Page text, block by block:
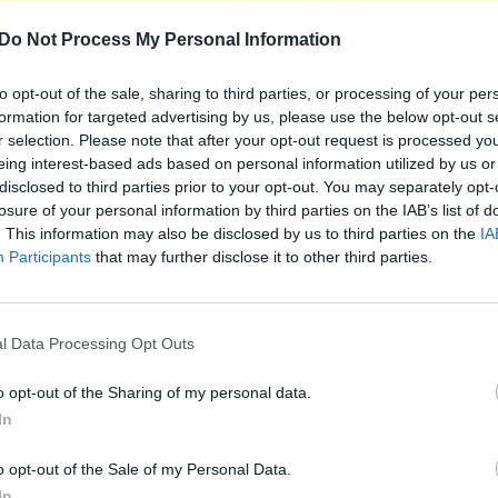
Do Not Process My Personal Information
opt-out of the sale, sharing to third parties, or processing of your
for targeted advertising by us, please use the below opt-out
selection. Please note that after your opt-out request is processed
interest-based ads based on personal information utilized by us
to third parties prior to your opt-out. You may separately
of your personal information by third parties on the IAB’s list of
This information may also be disclosed by us to third parties on the
Participants that may further disclose it to other third parties.
Data Processing Opt Outs
opt-out of the Sharing of my personal data.
opt-out of the Sale of my Personal Data.
įsigaliojęs Mobilumo paketas, kuriame
vairuotojų grąžinimo. Karas Ukrainoje problemą
sektoriui pasakojo inovacijų ir
Burba.Laidą„Nauja diena“žiūrėkite
per „Lietuvos ryto“ televiziją.​
Andrius Burba vežėjai
Sinoptikai atsakė, kokiais orais užbaigsime